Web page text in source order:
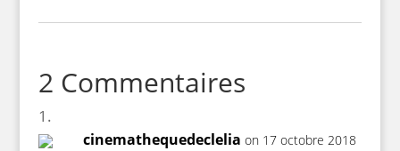
2 Commentaires
cinemathequedeclelia on 17 octobre 2018